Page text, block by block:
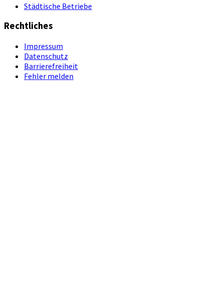
Städtische Betriebe
Rechtliches
Impressum
Datenschutz
Barrierefreiheit
Fehler melden